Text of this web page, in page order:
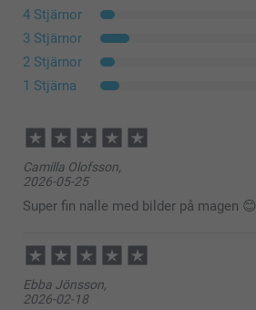
4 Stjärnor
3 Stjärnor
2 Stjärnor
1 Stjärna
Camilla Olofsson,
2026-05-25
Super fin nalle med bilder på magen 😊
Ebba Jönsson,
2026-02-18